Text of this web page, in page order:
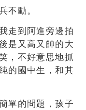
不動。
走到阿進旁邊拍
是又高又帥的大
，不好意思地抓
的國中生，和其
單的問題，孩子